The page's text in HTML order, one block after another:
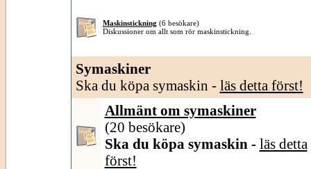
Maskinstickning (6 besökare)
Diskussioner om allt som rör maskinstickning.
Symaskiner
Ska du köpa symaskin - läs detta först!
Allmänt om symaskiner
(20 besökare)
Ska du köpa symaskin - läs detta
först!